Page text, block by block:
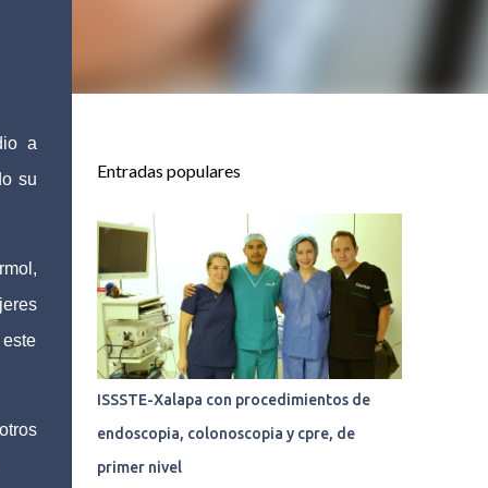
a
su
Entradas populares
ISSSTE-Xalapa con procedimientos de
endoscopia, colonoscopia y cpre, de
primer nivel